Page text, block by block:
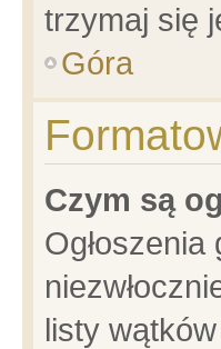
trzymaj się
Góra
Czym są
listy